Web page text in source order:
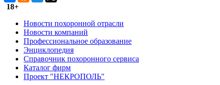
18+
Новости похоронной отрасли
Новости компаний
Профессиональное образование
Энциклопедия
Справочник похоронного сервиса
Каталог фирм
Проект "НЕКРОПОЛЬ"